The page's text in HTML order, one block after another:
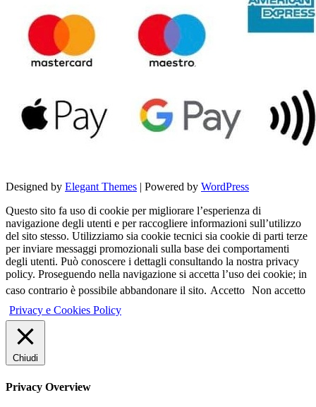
Designed by Elegant Themes | Powered by WordPress
Questo sito fa uso di cookie per migliorare l’esperienza di
navigazione degli utenti e per raccogliere informazioni sull’utilizzo
del sito stesso. Utilizziamo sia cookie tecnici sia cookie di parti terze
per inviare messaggi promozionali sulla base dei comportamenti
degli utenti. Può conoscere i dettagli consultando la nostra privacy
policy. Proseguendo nella navigazione si accetta l’uso dei cookie; in
caso contrario è possibile abbandonare il sito. Accetto Non accetto
Privacy e Cookies Policy
Chiudi
Privacy Overview